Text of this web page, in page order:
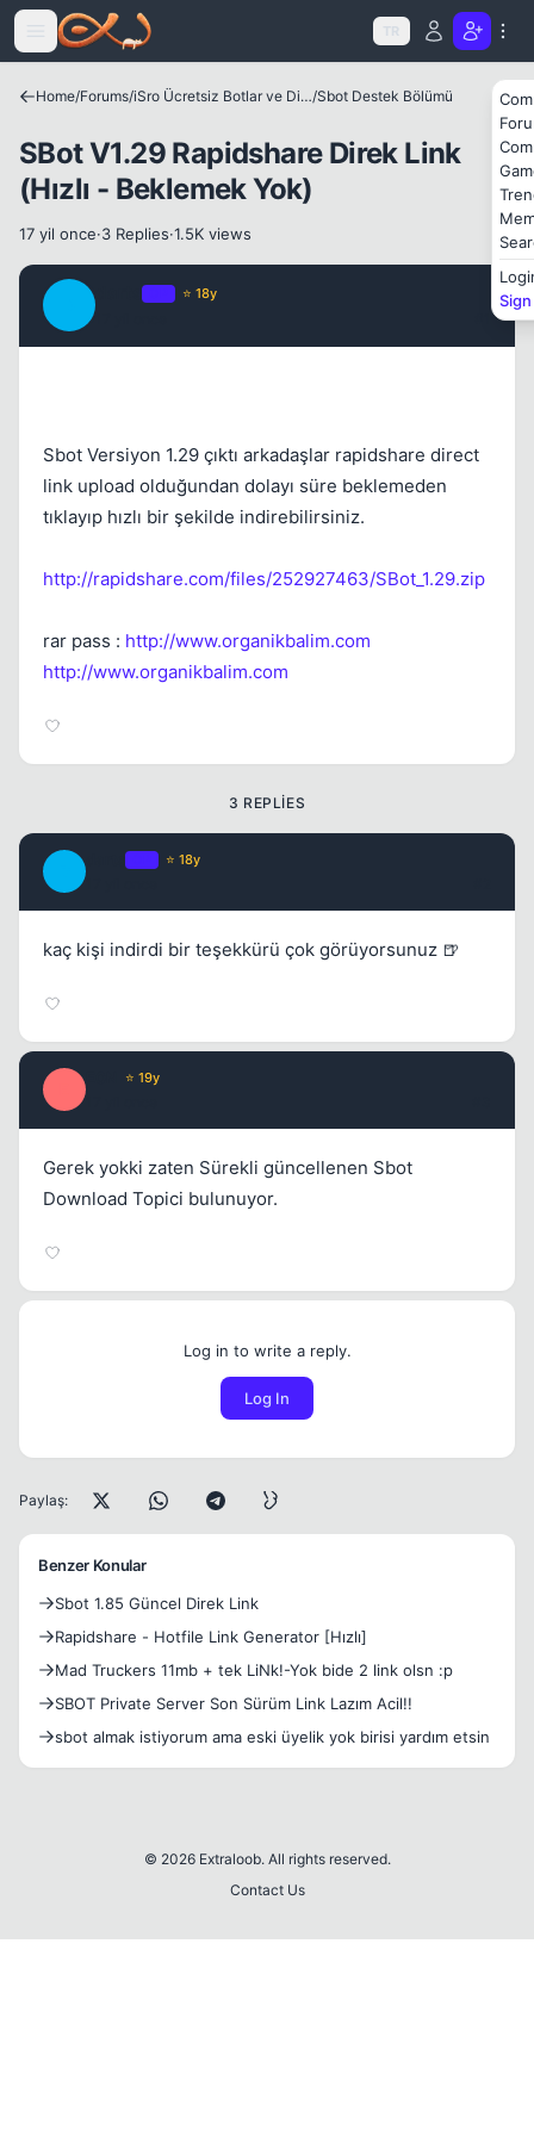
Icerige atla
TR
Home/Forums/ iSro Ücretsiz Botlar ve Diğer Programlar/Sbot Destek Bölümü
SBot V1.29 Rapidshare Direk Link
(Hızlı - Beklemek Yok)
17 yil once·3 Replies·1.5K views
⭐ 18y
Sbot Versiyon 1.29 çıktı arkadaşlar rapidshare direct
link upload olduğundan dolayı süre beklemeden
tıklayıp hızlı bir şekilde indirebilirsiniz.
http://rapidshare.com/files/252927463/SBot_1.29.zip
rar pass : http://www.organikbalim.com
http://www.organikbalim.com
3 REPLIES
⭐ 18y
kaç kişi indirdi bir teşekkürü çok görüyorsunuz 🍺
⭐ 19y
Gerek yokki zaten Sürekli güncellenen Sbot
Download Topici bulunuyor.
Kapat
Log in to write a reply.
Log In
Paylaş:
Benzer Konular
Sbot 1.85 Güncel Direk Link
Rapidshare - Hotfile Link Generator [Hızlı]
Mad Truckers 11mb + tek LiNk!-Yok bide 2 link olsn :p
SBOT Private Server Son Sürüm Link Lazım Acil!!
sbot almak istiyorum ama eski üyelik yok birisi yardım etsin
© 2026 Extraloob. All rights reserved.
Contact Us